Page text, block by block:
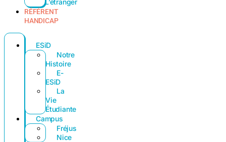
L’étranger
RÉFÉRENT
HANDICAP
ESiD
Notre
Histoire
E-
ESiD
La
Vie
Étudiante
Campus
Fréjus
Nice